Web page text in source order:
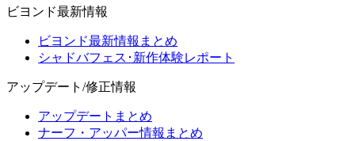
ビヨンド最新情報
ビヨンド最新情報まとめ
シャドバフェス･新作体験レポート
アップデート/修正情報
アップデートまとめ
ナーフ・アッパー情報まとめ